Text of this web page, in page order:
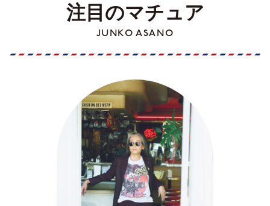
注目のマチュア
JUNKO ASANO